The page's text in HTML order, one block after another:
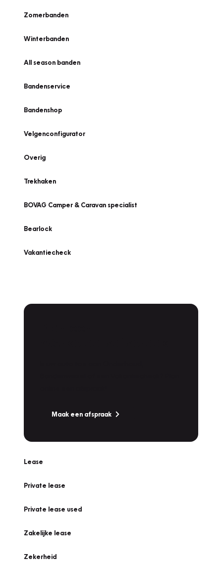
Zomerbanden
Winterbanden
All season banden
Bandenservice
Bandenshop
Velgenconfigurator
Overig
Trekhaken
BOVAG Camper & Caravan specialist
Bearlock
Vakantiecheck
Maak een afspraak
Lease
Private lease
Private lease used
Zakelijke lease
Zekerheid